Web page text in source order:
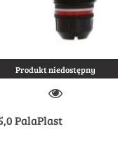
Produkt niedostępny
PalaPlast